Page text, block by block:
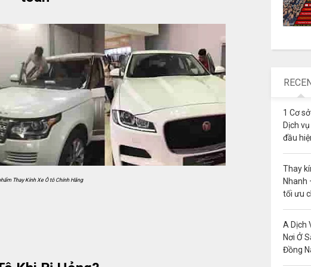
Thay Kính Xe Ô tô Chính Hãng
1 Cơ
Dịch
đầu
Thay
Nhanh
tối ưu
A Dịch
Nơi Ở
Đồng